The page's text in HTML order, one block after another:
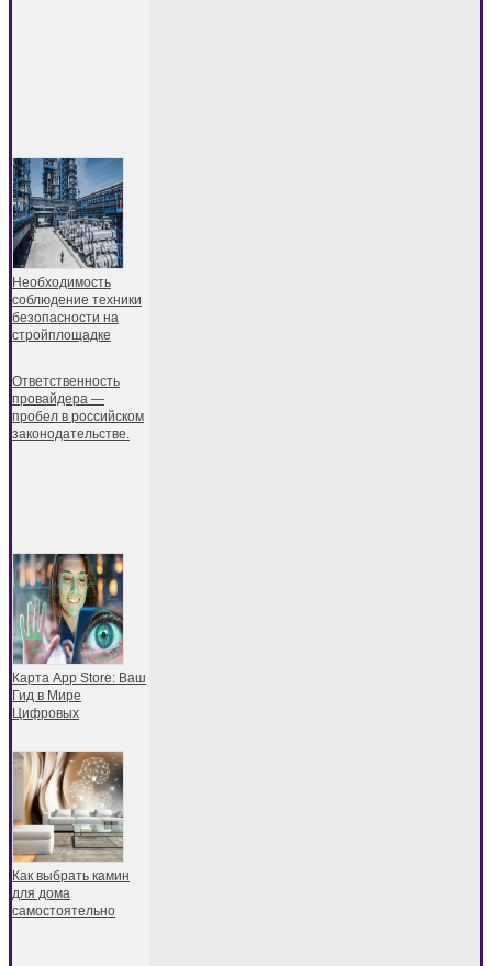
Необходимость
соблюдение техники
безопасности на
стройплощадке
Ответственность
провайдера —
пробел в российском
законодательстве.
Карта App Store: Ваш
Гид в Мире
Цифровых
Как выбрать камин
для дома
самостоятельно